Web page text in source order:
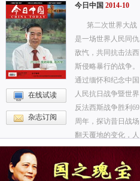
在线试读
杂志订阅
今日中国 2014-10
第二次世界大战
是一场世界人民同仇
敌忾，共同抗击法西
斯侵略暴行的战争。
通过缅怀和纪念中国
人民抗日战争暨世界
反法西斯战争胜利69
周年，探访昔日战场
翻天覆地的变化，人
们倍加珍惜今天来之
不易的和平。